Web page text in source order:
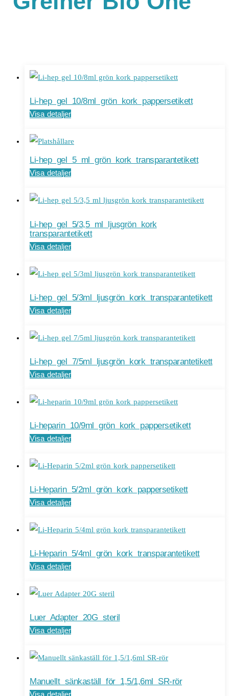
Li-hep gel 10/8ml grön kork pappersetikett
Visa detaljer
Li-hep gel 5 ml grön kork transparantetikett
Visa detaljer
Li-hep gel 5/3,5 ml ljusgrön kork
transparantetikett
Visa detaljer
Li-hep gel 5/3ml ljusgrön kork transparantetikett
Visa detaljer
Li-hep gel 7/5ml ljusgrön kork transparantetikett
Visa detaljer
Li-heparin 10/9ml grön kork pappersetikett
Visa detaljer
Li-Heparin 5/2ml grön kork pappersetikett
Visa detaljer
Li-Heparin 5/4ml grön kork transparantetikett
Visa detaljer
Luer Adapter 20G steril
Visa detaljer
Manuellt sänkaställ för 1,5/1,6ml SR-rör